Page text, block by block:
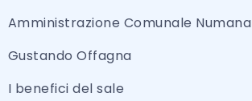
Amministrazione Comunale Numana
Gustando Offagna
I benefici del sale